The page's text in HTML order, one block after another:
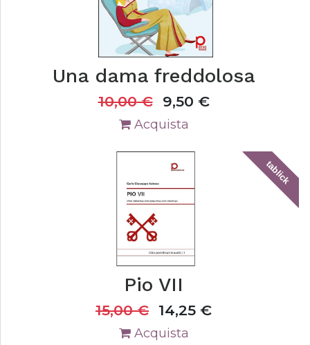
Una dama freddolosa
10,00€ 9,50 €
Acquista
tablick
Pio VII
15,00€ 14,25 €
Acquista